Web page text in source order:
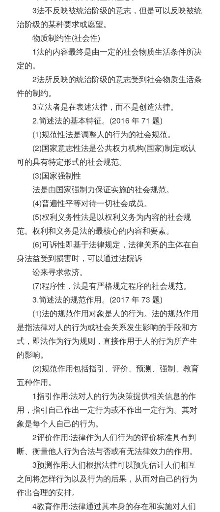
3法不反映被统治阶级的意志，但是可以反映被统
治阶级的某种要求或愿望。
物质制约性(社会性)
1法的内容最终是由一定的社会物质生活条件所决
定的。
2法所反映的统治阶级的意志受到社会物质生活条
件的制约。
3立法者是在表述法律，而不是创造法律。
2.简述法的基本特征。(2016 年 71 题)
(1)规范性法是调整人的行为的社会规范。
(2)国家意志性法是公共权力机构(国家)制定或认
可的具有特定形式的社会规范。
(3)国家强制性
法是由国家强制力保证实施的社会规范。
(4)普遍性平等对待一切社会成员。
(5)权利义务性法是以权利义务为内容的社会规
范。权利和义务是法的最核心的内容和要素。
(6)可诉性即基于法律规定，法律关系的主体在自
身法益受到损害时，可以通过法院诉
讼来寻求救济。
(7)程序性，法是有严格规定程序的社会规范。
3.简述法的规范作用。(2017 年 73 题)
(1)法的规范作用对象是人的行为。法的规范作用
是指法律对人的行为或社会关系发生影响的手段和方
式，即法作为行为规则，直接作用于人的行为所产生
的影响。
(2)规范作用包括指引、评价、预测、强制、教育
五种作用。
1指引作用:法对人的行为决策提供相关信息的作
用，指引自己作出一定行为或不作出一定行为。其对
象是每个人自己的行为。
2评价作用:法律作为人们行为的评价标准具有判
断、衡量他人行为合法与否或有无法律效力的作用。
3预测作用:人们根据法律可以预先估计人们相互
之间将怎样行为以及行为的后果，从而对自己的行为
作出合理的安排。
4教育作用:法律通过其本身的存在和实施对人们